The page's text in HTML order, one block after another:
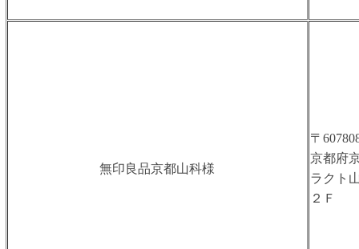
無印良品京都山科様
〒
京都府
ラクト
２Ｆ